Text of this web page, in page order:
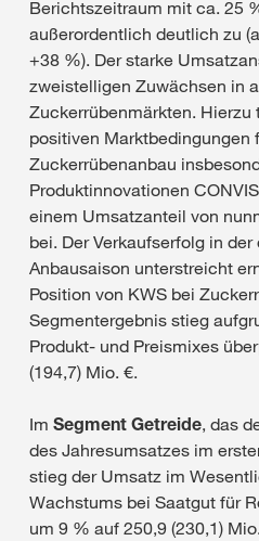
Berichtszeitraum mit ca. 25
außerordentlich deutlich zu
+38 %). Der starke
zweistelligen Zuwächsen in
Zuckerrübenmärkten.
positiven Marktbedingungen
Zuckerrübenanbau
Produktinnovationen
einem Umsatzanteil von
bei. Der Verkaufserfolg in
Anbausaison unterstreicht
Position von KWS bei
Segmentergebnis stieg
Produkt- und Preismixes
(194,7) Mio. €.
Im Segment Getreide, das
des Jahresumsatzes im
stieg der Umsatz im
Wachstums bei Saatgut für
um 9 % auf 250,9 (230,1)